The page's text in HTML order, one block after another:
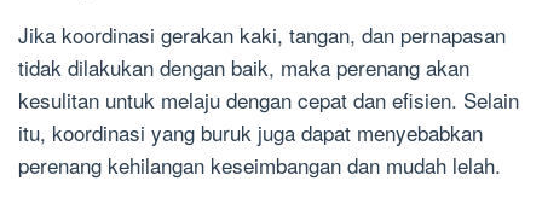
Jika koordinasi gerakan kaki, tangan, dan pernapasan
tidak dilakukan dengan baik, maka perenang akan
kesulitan untuk melaju dengan cepat dan efisien. Selain
itu, koordinasi yang buruk juga dapat menyebabkan
perenang kehilangan keseimbangan dan mudah lelah.